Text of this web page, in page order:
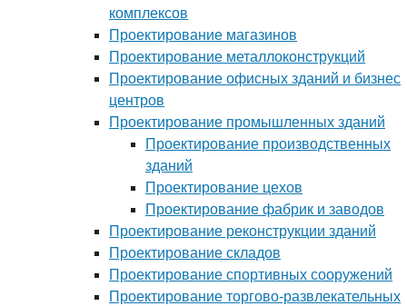
комплексов
Проектирование магазинов
Проектирование металлоконструкций
Проектирование офисных зданий и бизнес
центров
Проектирование промышленных зданий
Проектирование производственных
зданий
Проектирование цехов
Проектирование фабрик и заводов
Проектирование реконструкции зданий
Проектирование складов
Проектирование спортивных сооружений
Проектирование торгово-развлекательных